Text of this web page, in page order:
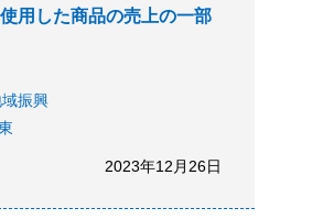
用した商品の売上の一部
振興
2023年12月26日